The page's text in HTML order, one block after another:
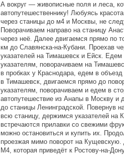
А вокруг — живописные поля и леса,
автопутешественнику! Любуясь
через станицы до м4 и Москвы, не
Поворачиваем направо на станицу
через неё. Далее двигаемся прямо по
км до Славянска-на-Кубани. Проехав
указателей на Тимашевск и Ейск. Едем
указателям, поворачиваем на
в пробках у Краснодара, едем в
в Тимашевск, двигаемся прямо до
указателям, поворачиваем и едем в
автопутешествие из Анапы в Москву и
до станицы Ленинградской. Повернув
всю станицу, держимся указателей на
встречаются прилавки со свежими
можно остановиться и купить их.
проезжая мимо поворот на
М4, которая приведёт к Ростову-на-